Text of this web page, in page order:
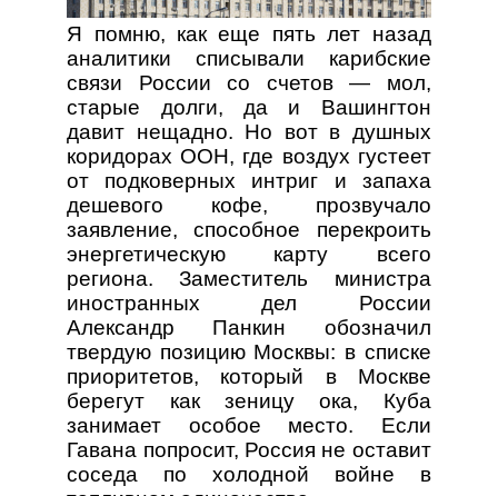
Я помню, как еще пять лет назад
аналитики списывали карибские
связи России со счетов — мол,
старые долги, да и Вашингтон
давит нещадно. Но вот в душных
коридорах ООН, где воздух густеет
от подковерных интриг и запаха
дешевого кофе, прозвучало
заявление, способное перекроить
энергетическую карту всего
региона. Заместитель министра
иностранных дел России
Александр Панкин обозначил
твердую позицию Москвы: в списке
приоритетов, который в Москве
берегут как зеницу ока, Куба
занимает особое место. Если
Гавана попросит, Россия не оставит
соседа по холодной войне в